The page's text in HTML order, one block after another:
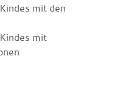
mit den
mit